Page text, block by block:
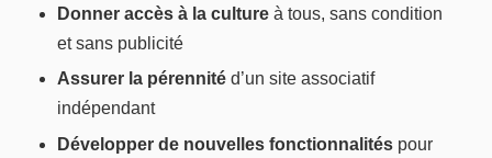
Donner accès à la culture à tous, sans condition
et sans publicité
Assurer la pérennité d’un site associatif
indépendant
Développer de nouvelles fonctionnalités pour